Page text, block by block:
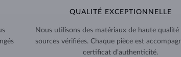
QUALITÉ EXCEPTIONNELLE
Nous utilisons des matériaux de haute qualité
sources vérifiées. Chaque pièce est
certificat d’authenticité.